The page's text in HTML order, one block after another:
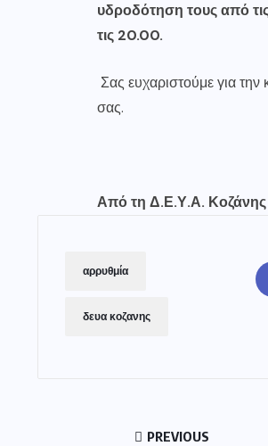
υδροδότηση τους από
τις 20.00.
Σας ευχαριστούμε για την
σας.
Από τη Δ.Ε.Υ.Α. Κοζάνης
αρρυθμία
δευα κοζανης
PREVIOUS